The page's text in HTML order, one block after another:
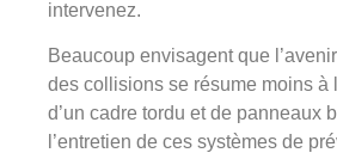
intervenez.
Beaucoup envisagent que
des collisions se résume moins à
d’un cadre tordu et de panneaux
l’entretien de ces systèmes de